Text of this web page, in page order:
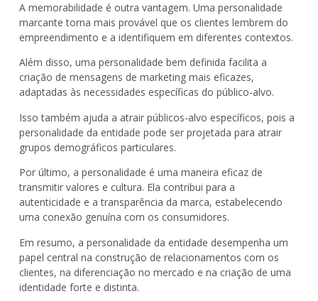
A memorabilidade é outra vantagem. Uma personalidade
marcante torna mais provável que os clientes lembrem do
empreendimento e a identifiquem em diferentes contextos.
Além disso, uma personalidade bem definida facilita a
criação de mensagens de marketing mais eficazes,
adaptadas às necessidades específicas do público-alvo.
Isso também ajuda a atrair públicos-alvo específicos, pois a
personalidade da entidade pode ser projetada para atrair
grupos demográficos particulares.
Por último, a personalidade é uma maneira eficaz de
transmitir valores e cultura. Ela contribui para a
autenticidade e a transparência da marca, estabelecendo
uma conexão genuína com os consumidores.
Em resumo, a personalidade da entidade desempenha um
papel central na construção de relacionamentos com os
clientes, na diferenciação no mercado e na criação de uma
identidade forte e distinta.